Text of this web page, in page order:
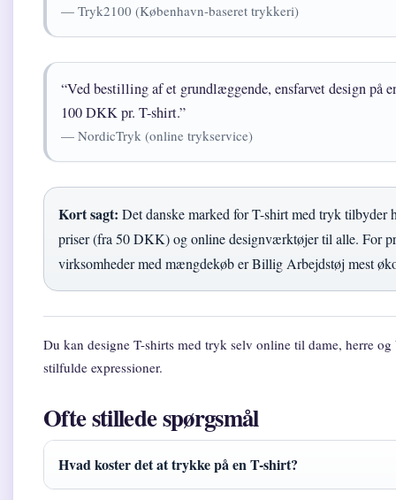
— Tryk2100 (København-baseret trykkeri)
“Ved bestilling af et grundlæggende, ensfarvet design på
100 DKK pr. T-shirt.”
— NordicTryk (online trykservice)
Kort sagt: Det danske marked for T-shirt med tryk
priser (fra 50 DKK) og online designværktøjer til alle. For
virksomheder med mængdekøb er Billig Arbejdstøj mest
Du kan designe T-shirts med tryk selv online til dame, herre
stilfulde expressioner.
Ofte stillede spørgsmål
Hvad koster det at trykke på en T-shirt?